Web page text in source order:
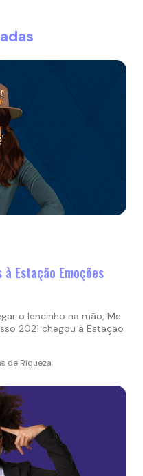
Estação Emoções
o lencinho na mão, Me
2021 chegou à Estação
de Riqueza